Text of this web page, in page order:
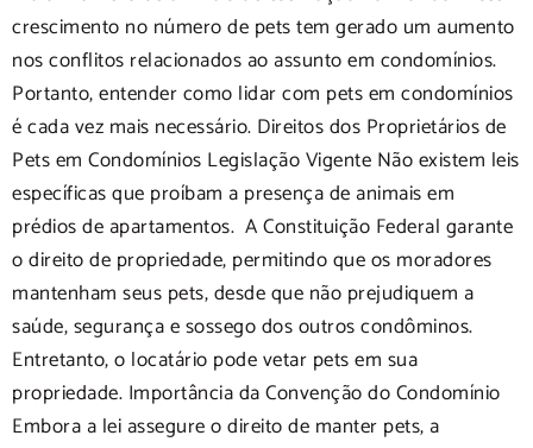
crescimento no número de pets tem gerado um aumento
nos conflitos relacionados ao assunto em condomínios.
Portanto, entender como lidar com pets em condomínios
é cada vez mais necessário. Direitos dos Proprietários de
Pets em Condomínios Legislação Vigente Não existem leis
específicas que proíbam a presença de animais em
prédios de apartamentos. A Constituição Federal garante
o direito de propriedade, permitindo que os moradores
mantenham seus pets, desde que não prejudiquem a
saúde, segurança e sossego dos outros condôminos.
Entretanto, o locatário pode vetar pets em sua
propriedade. Importância da Convenção do Condomínio
Embora a lei assegure o direito de manter pets, a